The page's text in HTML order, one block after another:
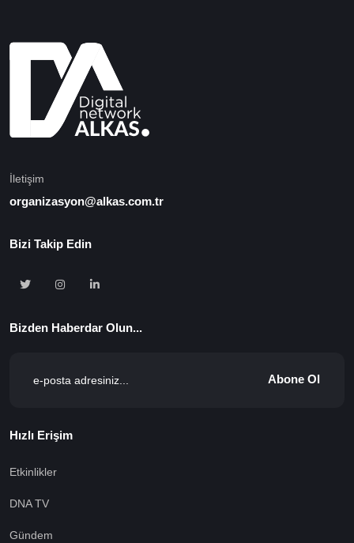
İletişim
organizasyon@alkas.com.tr
Bizi Takip Edin
Bizden Haberdar Olun...
Abone Ol
Hızlı Erişim
Etkinlikler
DNA TV
Gündem